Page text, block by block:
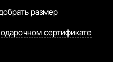
размер
сертификате